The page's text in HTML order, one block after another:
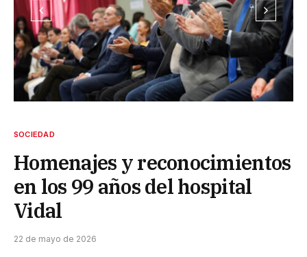
SOCIEDAD
Homenajes y reconocimientos
en los 99 años del hospital
Vidal
22 de mayo de 2026